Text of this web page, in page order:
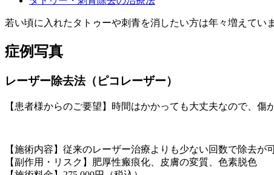
若い頃に入れたタトゥーや刺青を消したい方は年々増えてい
症例写真
レーザー除去法（ピコレーザー）
【患者様からのご要望】時間はかかっても大丈夫なので、
【施術内容】従来のレーザー治療よりも少ない回数で除去
【副作用・リスク】肥厚性瘢痕化、皮膚の変質、色素脱色